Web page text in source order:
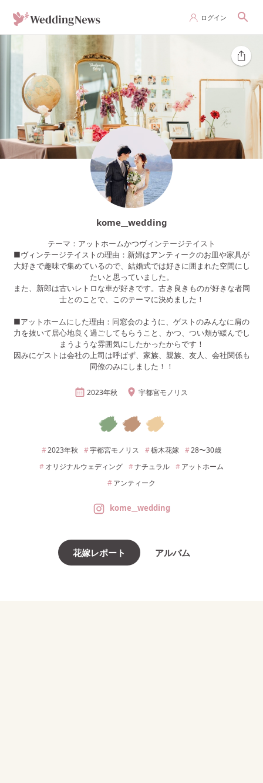
ログイン
kome__wedding
テーマ：アットホームかつヴィンテージテイスト
■ヴィンテージテイストの理由：新婦はアンティークのお皿や家具が
大好きで趣味で集めているので、結婚式では好きに囲まれた空間にし
たいと思っていました。
また、新郎は古いレトロな車が好きです。古き良きものが好きな者同
士とのことで、このテーマに決めました！
■アットホームにした理由：同窓会のように、ゲストのみんなに肩の
力を抜いて居心地良く過ごしてもらうこと、かつ、つい頬が緩んでし
まうような雰囲気にしたかったからです！
因みにゲストは会社の上司は呼ばず、家族、親族、友人、会社関係も
同僚のみにしました！！
2023年秋 宇都宮モノリス
2023年秋 宇都宮モノリス 栃木花嫁 28〜30歳
オリジナルウェディング
ナチュラル
アットホーム
アンティーク
kome__wedding
花嫁レポート アルバム